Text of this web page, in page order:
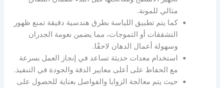
مثالي للمونة.
كما يتم تطبيق اللياسة بطرق هندسية دقيقة تمنع ظهور
التشققات أو التموجات، مما يضمن نعومة الجدران
وسهولة أعمال الدهان لاحقًا.
استخدام معدات حديثة تساعد في إنجاز العمل بسرعة
مع الحفاظ على أعلى معايير الدقة والجودة في التنفيذ.
حيث يتم معالجة الزوايا والفواصل بعناية للحصول على